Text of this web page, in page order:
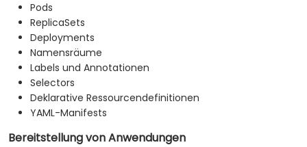
Pods
ReplicaSets
Deployments
Namensräume
Labels und Annotationen
Selectors
Deklarative Ressourcendefinitionen
YAML-Manifests
Bereitstellung von Anwendungen